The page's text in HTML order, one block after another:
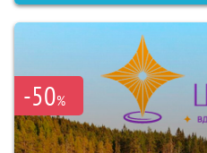
-50%